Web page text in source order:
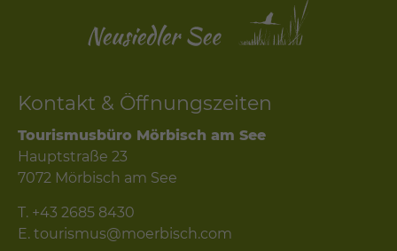
Kontakt & Öffnungszeiten
Tourismusbüro Mörbisch am See
Hauptstraße 23
7072 Mörbisch am See
T. +43 2685 8430
E. tourismus@moerbisch.com